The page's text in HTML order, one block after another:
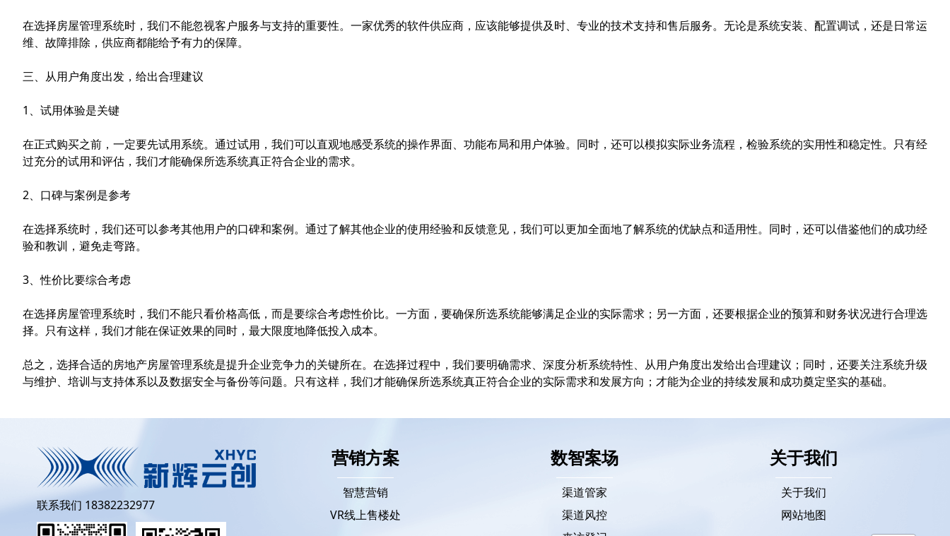
在选择房屋管理系统时，我们不能忽视客户服务与支持的重要性。一家优秀的软件供应商，应该能够提供及时、专业的技术支持和售后服务。无论是系统安装、配置调试，还是日常运
维、故障排除，供应商都能给予有力的保障。
三、从用户角度出发，给出合理建议
1、试用体验是关键
在正式购买之前，一定要先试用系统。通过试用，我们可以直观地感受系统的操作界面、功能布局和用户体验。同时，还可以模拟实际业务流程，检验系统的实用性和稳定性。只有经
过充分的试用和评估，我们才能确保所选系统真正符合企业的需求。
2、口碑与案例是参考
在选择系统时，我们还可以参考其他用户的口碑和案例。通过了解其他企业的使用经验和反馈意见，我们可以更加全面地了解系统的优缺点和适用性。同时，还可以借鉴他们的成功经
验和教训，避免走弯路。
3、性价比要综合考虑
在选择房屋管理系统时，我们不能只看价格高低，而是要综合考虑性价比。一方面，要确保所选系统能够满足企业的实际需求；另一方面，还要根据企业的预算和财务状况进行合理选
择。只有这样，我们才能在保证效果的同时，最大限度地降低投入成本。
总之，选择合适的房地产房屋管理系统是提升企业竞争力的关键所在。在选择过程中，我们要明确需求、深度分析系统特性、从用户角度出发给出合理建议；同时，还要关注系统升级
与维护、培训与支持体系以及数据安全与备份等问题。只有这样，我们才能确保所选系统真正符合企业的实际需求和发展方向；才能为企业的持续发展和成功奠定坚实的基础。
联系我们 18382232977
营销方案
智慧营销
VR线上售楼处
数智案场
渠道管家
渠道风控
关于我们
关于我们
网站地图